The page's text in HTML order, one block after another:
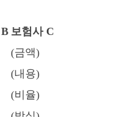
보험사 C
(금액)
(내용)
(비율)